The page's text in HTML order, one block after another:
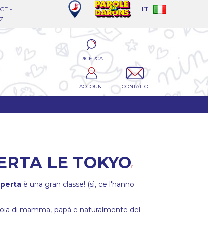
-
IT
RICERCA
ACCOUNT CONTATTO
LE TOKYO
è una gran classe! (sì, ce l'hanno
di mamma, papà e naturalmente del